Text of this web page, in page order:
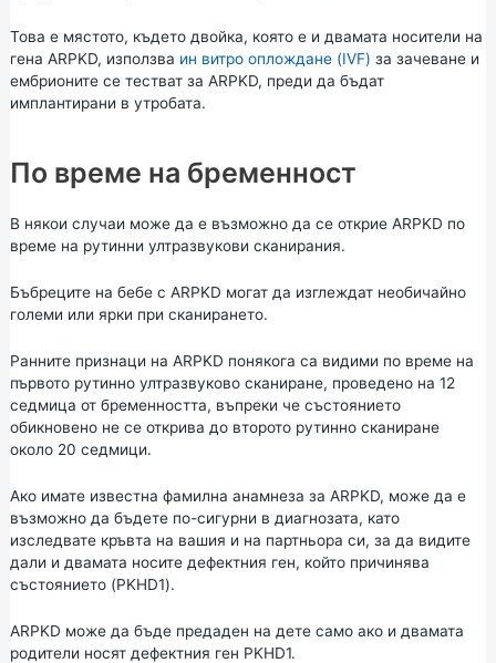
Това е мястото, където двойка, която е и двамата носители на
гена ARPKD, използва ин витро оплождане (IVF) за зачеване и
ембрионите се тестват за ARPKD, преди да бъдат
имплантирани в утробата.
По време на бременност
В някои случаи може да е възможно да се открие ARPKD по
време на рутинни ултразвукови сканирания.
Бъбреците на бебе с ARPKD могат да изглеждат необичайно
големи или ярки при сканирането.
Ранните признаци на ARPKD понякога са видими по време на
първото рутинно ултразвуково сканиране, проведено на 12
седмица от бременността, въпреки че състоянието
обикновено не се открива до второто рутинно сканиране
около 20 седмици.
Ако имате известна фамилна анамнеза за ARPKD, може да е
възможно да бъдете по-сигурни в диагнозата, като
изследвате кръвта на вашия и на партньора си, за да видите
дали и двамата носите дефектния ген, който причинява
състоянието (PKHD1).
ARPKD може да бъде предаден на дете само ако и двамата
родители носят дефектния ген PKHD1.